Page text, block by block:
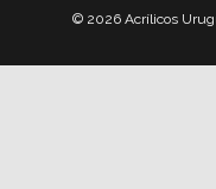
© 2026 Acrílicos